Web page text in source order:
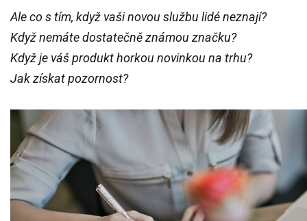
Ale co s tím, když vaši novou službu lidé neznají?
Když nemáte dostatečně známou značku?
Když je váš produkt horkou novinkou na trhu?
Jak získat pozornost?